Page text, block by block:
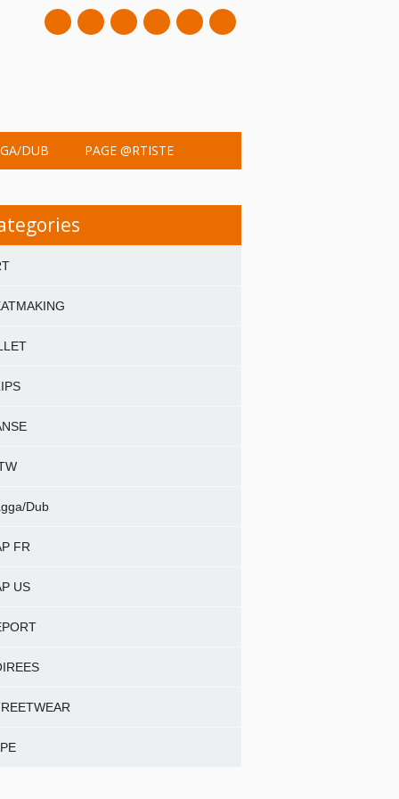
mail
DUB PAGE @RTISTE
Dub
FR
US